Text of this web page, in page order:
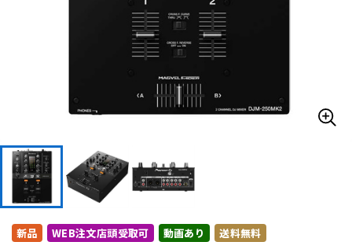
DJ機器 DTM
DTM オンライン納品
配信/ライブ機器 楽器アクセサリ
新品 WEB注文店頭受取可 動画あり 送料無料